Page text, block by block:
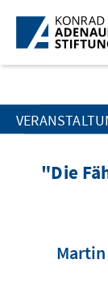
Zum
"Die
Martin